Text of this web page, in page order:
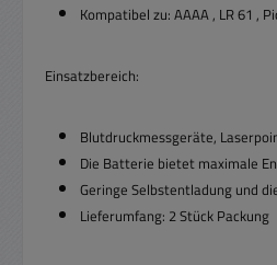
Kompatibel zu: AAAA , LR 61 ,
Einsatzbereich:
Blutdruckmessgeräte,
Die Batterie bietet maximale
Geringe Selbstentladung und
Lieferumfang: 2 Stück Packung